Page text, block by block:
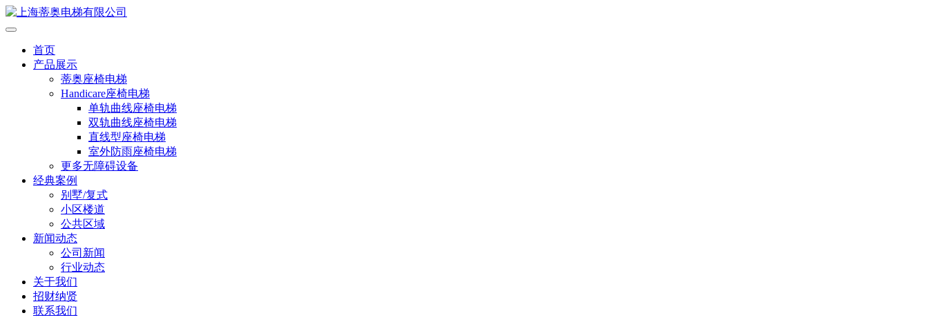
首页
产品展示
蒂奥座椅电梯
Handicare座椅电梯
单轨曲线座椅电梯
双轨曲线座椅电梯
直线型座椅电梯
室外防雨座椅电梯
更多无障碍设备
经典案例
别墅/复式
小区楼道
公共区域
新闻动态
公司新闻
行业动态
关于我们
招财纳贤
联系我们